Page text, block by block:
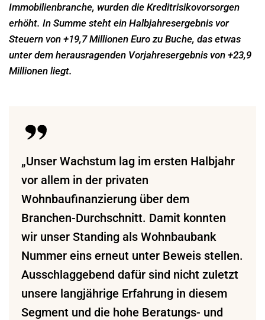
Immobilienbranche, wurden die Kreditrisikovorsorgen
erhöht. In Summe steht ein Halbjahresergebnis vor
Steuern von +19,7 Millionen Euro zu Buche, das etwas
unter dem herausragenden Vorjahresergebnis von +23,9
Millionen liegt.
„Unser Wachstum lag im ersten Halbjahr
vor allem in der privaten
Wohnbaufinanzierung über dem
Branchen-Durchschnitt. Damit konnten
wir unser Standing als Wohnbaubank
Nummer eins erneut unter Beweis stellen.
Ausschlaggebend dafür sind nicht zuletzt
unsere langjährige Erfahrung in diesem
Segment und die hohe Beratungs- und